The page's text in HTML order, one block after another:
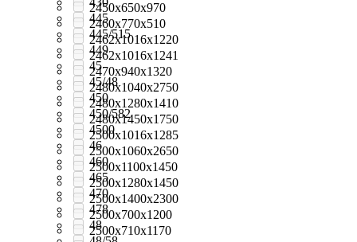
445
445/515
449
45
45/48
450
450/582
4500
46
460
465
470
478
48
2450x650x970
2460x770x510
2462x1016x1220
2462x1016x1241
2470х940х1320
2480x1040x2750
2480x1280x1410
2480x1450x1750
2500x1016x1285
2500x1060x2650
2500x1100x1450
2500x1280x1450
2500x1400x2300
2500x700x1200
2500x710x1170